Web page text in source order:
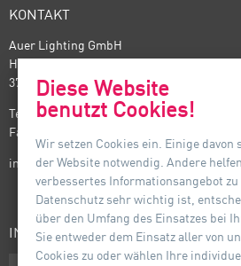
KONTAKT
Auer Lighting GmbH
Hildesheimer Straße 35
37581 Bad Gandersheim
Telefon: +49(0) 5382 701 · 0
Fax: +49(0) 5382 701 · 297
info@auer-lighting.com
INFORMATIONEN
Diese Website
benutzt Cookies!
Wir setzen Cookies ein. Einige
der Website notwendig. Andere
verbessertes Informationsangebot zu
Datenschutz sehr wichtig ist,
über den Umfang des Einsatzes bei
Sie entweder dem Einsatz aller von
Cookies zu oder wählen Ihre